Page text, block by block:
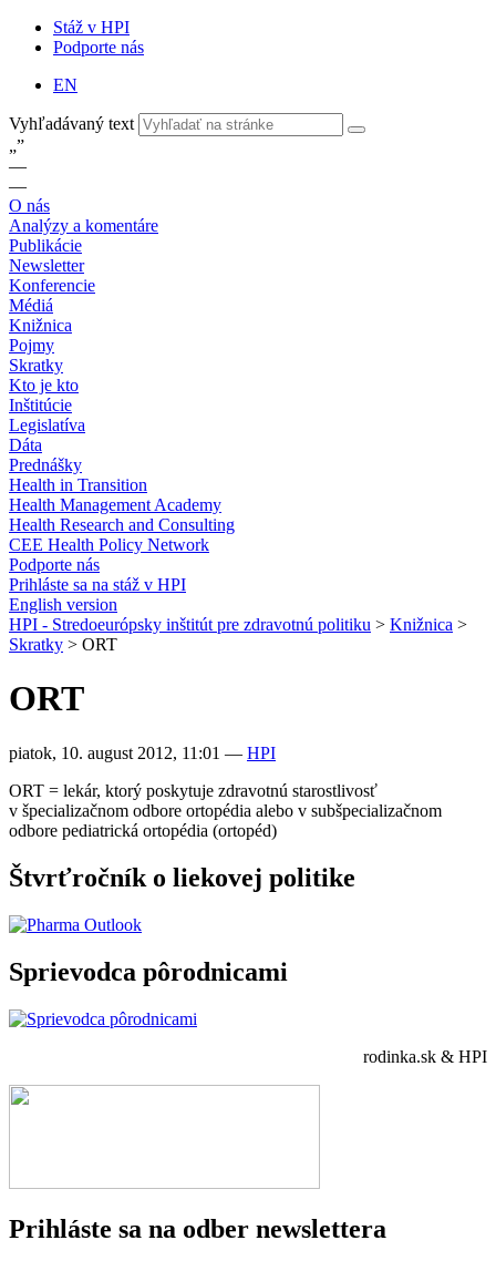
Stáž v HPI
Podporte nás
EN
Vyhľadávaný text
„”
—
—
O nás
Analýzy a komentáre
Publikácie
Newsletter
Konferencie
Médiá
Knižnica
Pojmy
Skratky
Kto je kto
Inštitúcie
Legislatíva
Dáta
Prednášky
Health in Transition
Health Management Academy
Health Research and Consulting
CEE Health Policy Network
Podporte nás
Prihláste sa na stáž v HPI
English version
HPI - Stredoeurópsky inštitút pre zdravotnú politiku > Knižnica >
Skratky > ORT
ORT
piatok, 10. august 2012, 11:01 — HPI
ORT = lekár, ktorý poskytuje zdravotnú starostlivosť
v špecializačnom odbore ortopédia alebo v subšpecializačnom
odbore pediatrická ortopédia (ortopéd)
Štvrťročník o liekovej politike
Sprievodca pôrodnicami
rodinka.sk & HPI
Prihláste sa na odber newslettera